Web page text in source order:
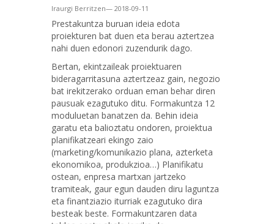
Iraurgi Berritzen— 2018-09-11
Prestakuntza buruan ideia edota
proiekturen bat duen eta berau aztertzea
nahi duen edonori zuzendurik dago.
Bertan, ekintzaileak proiektuaren
bideragarritasuna aztertzeaz gain, negozio
bat irekitzerako orduan eman behar diren
pausuak ezagutuko ditu. Formakuntza 12
moduluetan banatzen da. Behin ideia
garatu eta balioztatu ondoren, proiektua
planifikatzeari ekingo zaio
(marketing/komunikazio plana, azterketa
ekonomikoa, produkzioa…) Planifikatu
ostean, enpresa martxan jartzeko
tramiteak, gaur egun dauden diru laguntza
eta finantziazio iturriak ezagutuko dira
besteak beste. Formakuntzaren data